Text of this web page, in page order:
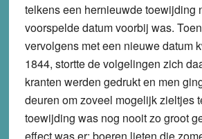
telkens een hernieuwde toewijding
voorspelde datum voorbij was.
vervolgens met een nieuwe datum
1844, stortte de volgelingen zich
kranten werden gedrukt en men
deuren om zoveel mogelijk zieltjes
toewijding was nog nooit zo groot
effect was er: boeren lieten die